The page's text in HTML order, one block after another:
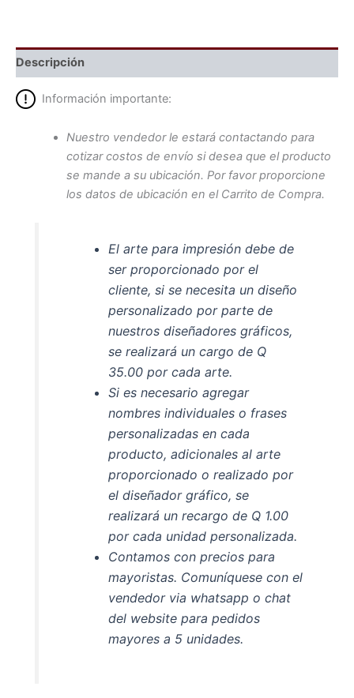
Descripción
Información importante:
Nuestro vendedor le estará contactando para
cotizar costos de envío si desea que el producto
se mande a su ubicación. Por favor proporcione
los datos de ubicación en el Carrito de Compra.
El arte para impresión debe de
ser proporcionado por el
cliente, si se necesita un diseño
personalizado por parte de
nuestros diseñadores gráficos,
se realizará un cargo de Q
35.00 por cada arte.
Si es necesario agregar
nombres individuales o frases
personalizadas en cada
producto, adicionales al arte
proporcionado o realizado por
el diseñador gráfico, se
realizará un recargo de Q 1.00
por cada unidad personalizada.
Contamos con precios para
mayoristas. Comuníquese con el
vendedor via whatsapp o chat
del website para pedidos
mayores a 5 unidades.